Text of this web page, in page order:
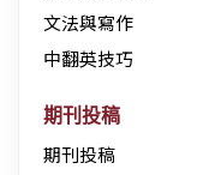
文法與寫作
中翻英技巧
期刊投稿
期刊投稿